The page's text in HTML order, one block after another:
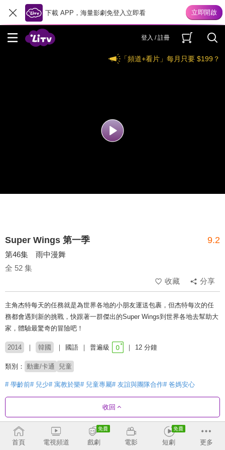
下載 APP，海量影劇免登入立即看
登入 / 註冊
「頻道+看片」每月只要 $199？
Super Wings 第一季 9.2
第46集 雨中漫舞
全 52 集
收藏
分享
主角杰特每天的任務就是為世界各地的小朋友運送包裹，但杰特每次的任
務都會遇到新的挑戰，快跟著一群傑出的Super Wings到世界各地去幫助大
家，體驗最驚奇的冒險吧！
2014 韓國 國語 普遍級 12 分鐘
類別： 動畫/卡通 兒童
# 學齡前# 兒少# 寓教於樂# 兒童專屬# 友誼與團隊合作# 爸媽安心
收回
劇集列表 收合
首頁 電視頻道 戲劇 電影 短劇 更多